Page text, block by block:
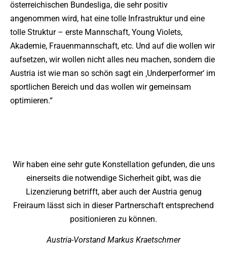
österreichischen Bundesliga, die sehr positiv
angenommen wird, hat eine tolle Infrastruktur und eine
tolle Struktur – erste Mannschaft, Young Violets,
Akademie, Frauenmannschaft, etc. Und auf die wollen wir
aufsetzen, wir wollen nicht alles neu machen, sondern die
Austria ist wie man so schön sagt ein ‚Underperformer‘ im
sportlichen Bereich und das wollen wir gemeinsam
optimieren.“
Wir haben eine sehr gute Konstellation gefunden, die uns
einerseits die notwendige Sicherheit gibt, was die
Lizenzierung betrifft, aber auch der Austria genug
Freiraum lässt sich in dieser Partnerschaft entsprechend
positionieren zu können.
Austria-Vorstand Markus Kraetschmer